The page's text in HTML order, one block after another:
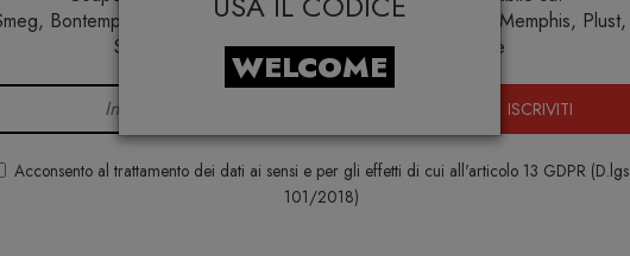
Bontempi Casa, Samsonite, BBB Italia, Franke, Gufram, Memphis, Plust,
Samsung, Faber, Dunavox, Zafferano, VG, Slide
ISCRIVITI
Acconsento al trattamento dei dati ai sensi e per gli effetti di cui all'articolo 13 GDPR (D.lgs
101/2018)
WELCOME